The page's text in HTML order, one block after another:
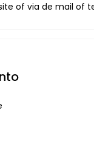
of via de mail of